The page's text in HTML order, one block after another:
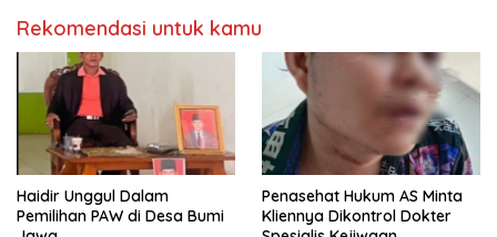
Rekomendasi untuk kamu
Haidir Unggul Dalam
Pemilihan PAW di Desa Bumi
Penasehat Hukum AS Minta
Kliennya Dikontrol Dokter